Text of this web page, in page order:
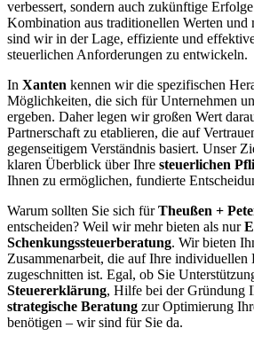
verbessert, sondern auch zukünftige
Kombination aus traditionellen Werten und
sind wir in der Lage, effiziente und
steuerlichen Anforderungen zu entwickeln.
In Xanten kennen wir die spezifischen
Möglichkeiten, die sich für Unternehmen
ergeben. Daher legen wir großen Wert
Partnerschaft zu etablieren, die auf
gegenseitigem Verständnis basiert. Unser
klaren Überblick über Ihre steuerlichen
Ihnen zu ermöglichen, fundierte
Warum sollten Sie sich fürTheußen +
entscheiden? Weil wir mehr bieten als nur
Schenkungssteuerberatung. Wir bieten
Zusammenarbeit, die auf Ihre individuellen
zugeschnitten ist. Egal, ob Sie
Steuererklärung, Hilfe bei der Gründung
strategische Beratung zur Optimierung
benötigen – wir sind für Sie da.